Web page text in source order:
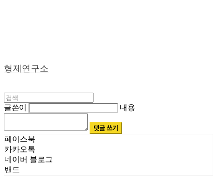
형제연구소
글쓴이 내용
댓글 쓰기
페이스북
카카오톡
네이버 블로그
밴드